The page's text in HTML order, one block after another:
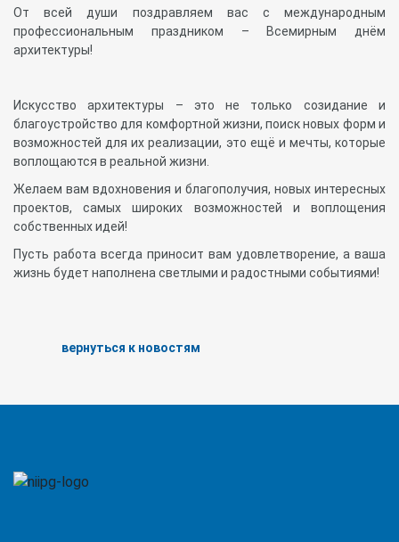
От всей души поздравляем вас с международным
профессиональным праздником – Всемирным днём
архитектуры!
Искусство архитектуры – это не только созидание и
благоустройство для комфортной жизни, поиск новых форм и
возможностей для их реализации, это ещё и мечты, которые
воплощаются в реальной жизни.
Желаем вам вдохновения и благополучия, новых интересных
проектов, самых широких возможностей и воплощения
собственных идей!
Пусть работа всегда приносит вам удовлетворение, а ваша
жизнь будет наполнена светлыми и радостными событиями!
вернуться к новостям